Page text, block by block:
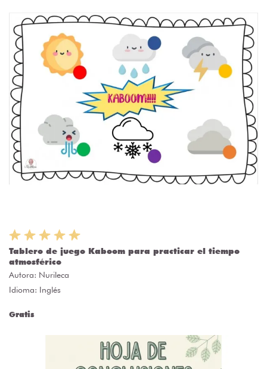
Tablero de juego Kaboom para practicar el tiempo
atmosférico
Autora: Nurileca
Idioma: Inglés
Gratis